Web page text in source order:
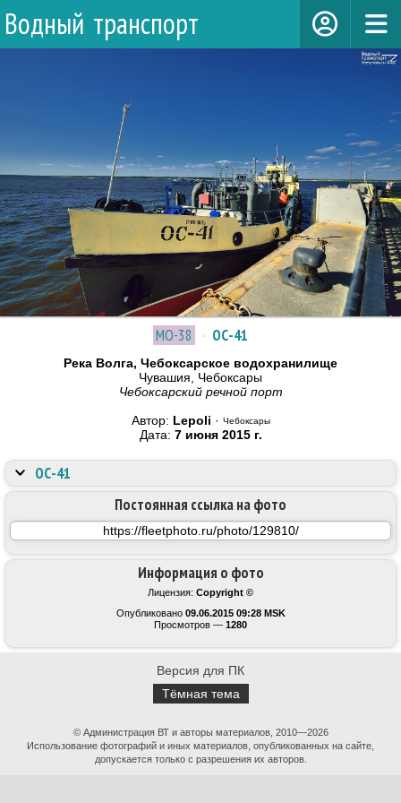
Водный транспорт
МО-38 · ОС-41
Река Волга, Чебоксарское водохранилище
Чувашия, Чебоксары
Чебоксарский речной порт
Автор: Lepoli · Чебоксары
Дата: 7 июня 2015 г.
Информация о фото
Лицензия: Copyright ©
Опубликовано 09.06.2015 09:28 MSK
Просмотров — 1280
Постоянная ссылка на фото
ОС-41
Версия для ПК
Тёмная тема
© Администрация ВТ и авторы материалов, 2010—2026
Использование фотографий и иных материалов, опубликованных на сайте,
допускается только с разрешения их авторов.